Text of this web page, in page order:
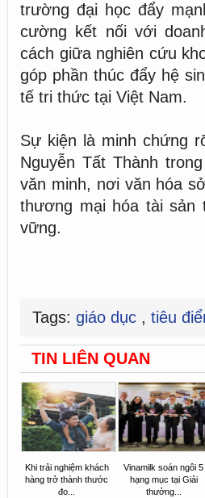
trường đại học đẩy
cường kết nối với
cách giữa nghiên cứu
góp phần thúc đẩy hệ
tế tri thức tại Việt Nam.
Sự kiện là minh chứng
Nguyễn Tất Thành
văn minh, nơi văn hóa
thương mại hóa tài
vững.
Tags: giáo dục , tiêu
TIN LIÊN QUAN
Khi trải nghiệm khách
hàng trở thành thước
đo...
Vinamilk soán ngôi 5
hạng mục tại Giải
thưởng...